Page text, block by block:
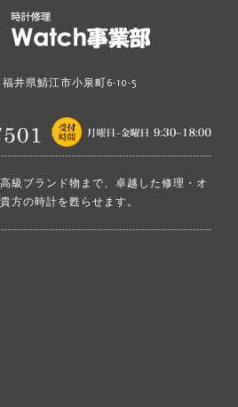
井県鯖江市小泉町6-10-5
級ブランド物まで、卓越した修理・オ
方の時計を甦らせます。